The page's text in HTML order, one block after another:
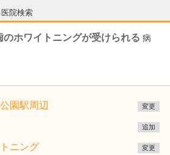
院検索
ホワイトニングが受けられる 病
園駅周辺 変更
追加
ニング 変更